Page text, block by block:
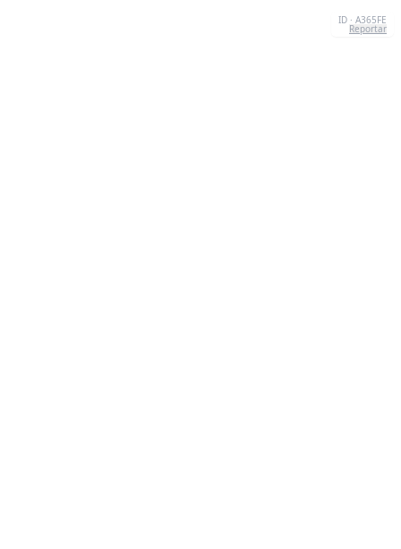
ID · A365FE
Reportar